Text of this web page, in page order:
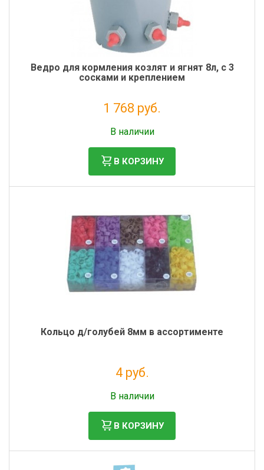
Ведро для кормления козлят и ягнят 8л, с 3
сосками и креплением
1 768 руб.
В наличии
В КОРЗИНУ
Кольцо д/голубей 8мм в ассортименте
4 руб.
В наличии
В КОРЗИНУ